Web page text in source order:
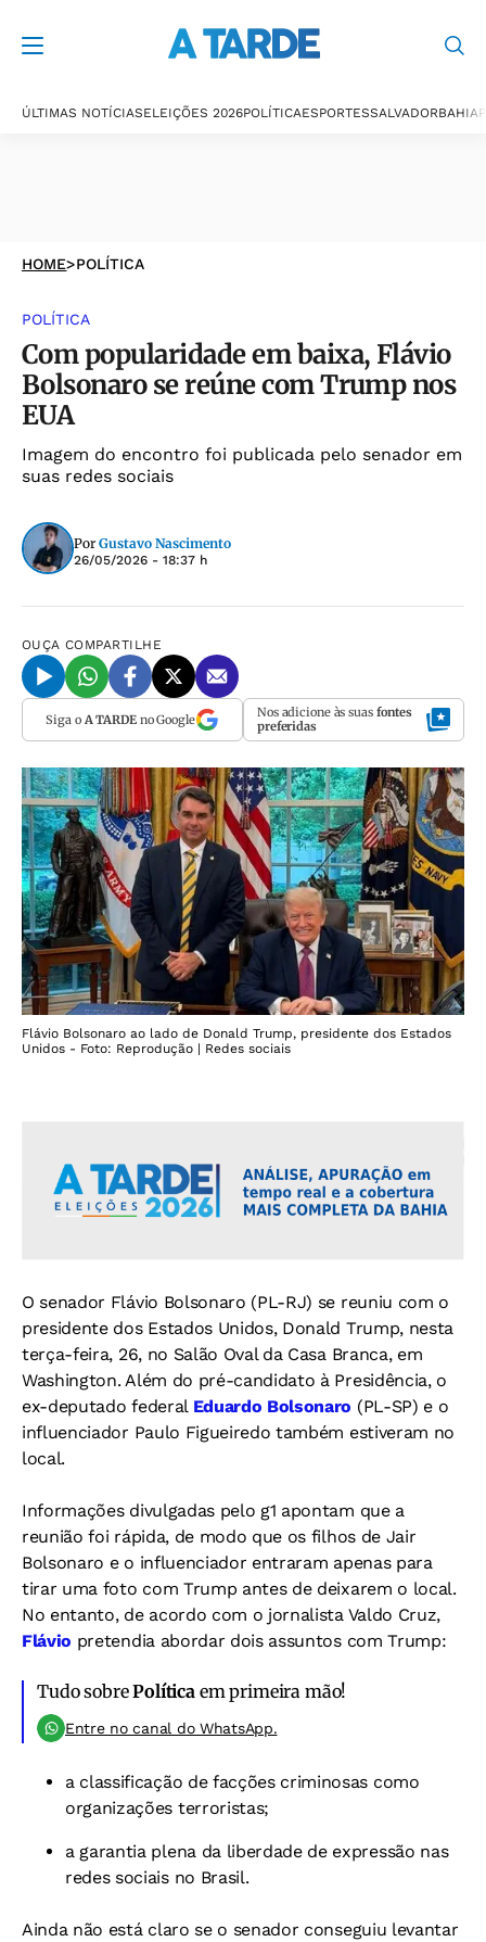
ÚLTIMAS NOTÍCIASELEIÇÕES 2026POLÍTICAESPORTESSALVADORBAHIA
HOME>POLÍTICA
POLÍTICA
Com popularidade em baixa, Flávio
Bolsonaro se reúne com Trump nos
EUA
Imagem do encontro foi publicada pelo senador em
suas redes sociais
Por Gustavo Nascimento
26/05/2026 - 18:37 h
OUÇA COMPARTILHE
Siga o A TARDEno Google Nos adicione às suas fontes
preferidas
Flávio Bolsonaro ao lado de Donald Trump, presidente dos Estados
Unidos - Foto: Reprodução | Redes sociais
O senador Flávio Bolsonaro (PL-RJ) se reuniu com o
presidente dos Estados Unidos, Donald Trump, nesta
terça-feira, 26, no Salão Oval da Casa Branca, em
Washington. Além do pré-candidato à Presidência, o
ex-deputado federal Eduardo Bolsonaro (PL-SP) e o
influenciador Paulo Figueiredo também estiveram no
local.
Informações divulgadas pelo g1 apontam que a
reunião foi rápida, de modo que os filhos de Jair
Bolsonaro e o influenciador entraram apenas para
tirar uma foto com Trump antes de deixarem o local.
No entanto, de acordo com o jornalista Valdo Cruz,
Flávio pretendia abordar dois assuntos com Trump:
Tudo sobrePolíticaem primeira mão!
Entre no canal do WhatsApp.
a classificação de facções criminosas como
organizações terroristas;
a garantia plena da liberdade de expressão nas
redes sociais no Brasil.
Ainda não está claro se o senador conseguiu levantar